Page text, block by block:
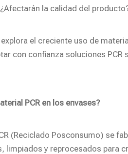
la calidad del
el creciente uso de
con confianza soluciones
PCR en los envases?
(Reciclado Posconsumo) se
limpiados y reprocesados para